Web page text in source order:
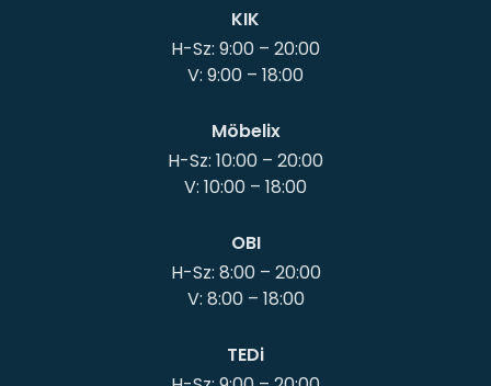
KIK
H-Sz: 9:00 – 20:00
Möbelix
H-Sz: 10:00 – 20:00
OBI
H-Sz: 8:00 – 20:00
V: 8:00 – 18:00
TEDi